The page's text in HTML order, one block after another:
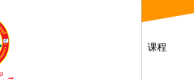
课程